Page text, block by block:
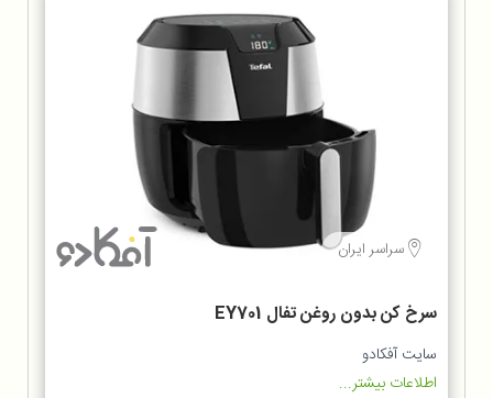
سراسر ایران
سرخ کن بدون روغن تفال EY701
سایت آفکادو
اطلاعات بیشتر...